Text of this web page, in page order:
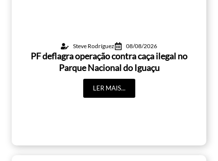
Steve Rodríguez 08/08/2026
PF deflagra operação contra caça ilegal no
Parque Nacional do Iguaçu
LER MAIS...